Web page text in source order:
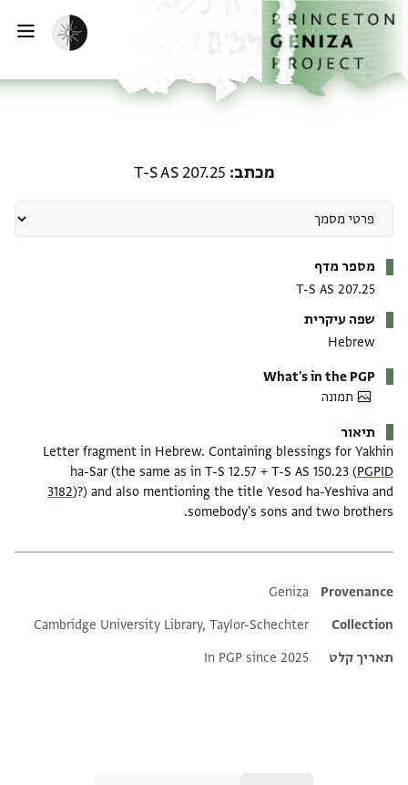
לתוכןהבית
הפעלת מצב כהה
מכתב T-S AS 207.25
מספר מדף
T-S AS 207.25
שפה עיקרית
Hebrew
What's in the PGP
תמונה
תיאור
Letter fragment in Hebrew. Containing blessings for Yakhin
ha-Sar (the same as in T-S 12.57 + T-S AS 150.23 (PGPID
3182)?) and also mentioning the title Yesod ha-Yeshiva and
somebody's sons and two brothers.
Additional metadata
Provenance
Geniza
Collection
Cambridge University Library, Taylor-Schechter
תאריך קלט
In PGP since 2025